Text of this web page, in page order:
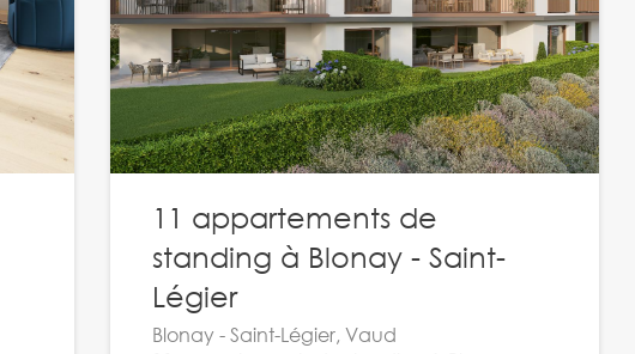
11 appartements de
standing à Blonay - Saint-
Légier
Blonay - Saint-Légier, Vaud